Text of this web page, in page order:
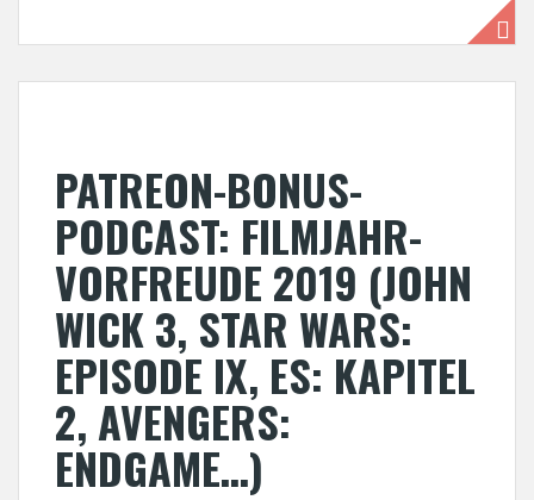
PATREON-BONUS-
PODCAST: FILMJAHR-
VORFREUDE 2019 (JOHN
WICK 3, STAR WARS:
EPISODE IX, ES: KAPITEL
2, AVENGERS:
ENDGAME…)